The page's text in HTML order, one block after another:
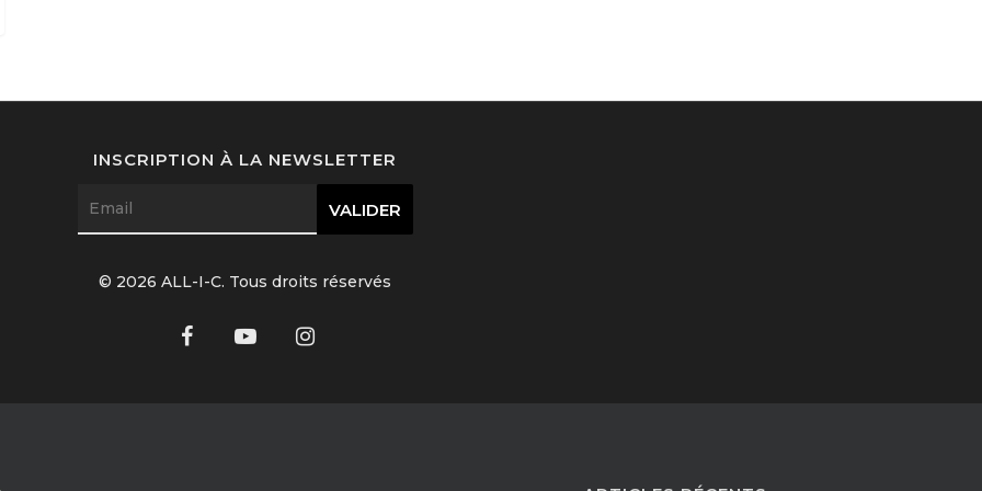
INSCRIPTION À LA NEWSLETTER
© 2026 ALL-I-C. Tous droits réservés